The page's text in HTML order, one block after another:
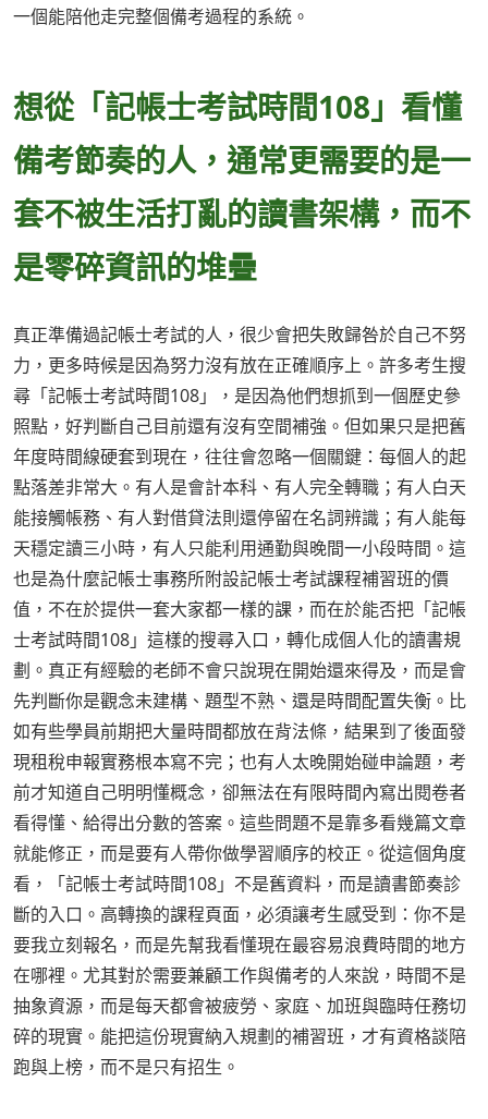
一個能陪他走完整個備考過程的系統。
想從「記帳士考試時間108」看懂
備考節奏的人，通常更需要的是一
套不被生活打亂的讀書架構，而不
是零碎資訊的堆疊
真正準備過記帳士考試的人，很少會把失敗歸咎於自己不努
力，更多時候是因為努力沒有放在正確順序上。許多考生搜
尋「記帳士考試時間108」，是因為他們想抓到一個歷史參
照點，好判斷自己目前還有沒有空間補強。但如果只是把舊
年度時間線硬套到現在，往往會忽略一個關鍵：每個人的起
點落差非常大。有人是會計本科、有人完全轉職；有人白天
能接觸帳務、有人對借貸法則還停留在名詞辨識；有人能每
天穩定讀三小時，有人只能利用通勤與晚間一小段時間。這
也是為什麼記帳士事務所附設記帳士考試課程補習班的價
值，不在於提供一套大家都一樣的課，而在於能否把「記帳
士考試時間108」這樣的搜尋入口，轉化成個人化的讀書規
劃。真正有經驗的老師不會只說現在開始還來得及，而是會
先判斷你是觀念未建構、題型不熟、還是時間配置失衡。比
如有些學員前期把大量時間都放在背法條，結果到了後面發
現租稅申報實務根本寫不完；也有人太晚開始碰申論題，考
前才知道自己明明懂概念，卻無法在有限時間內寫出閱卷者
看得懂、給得出分數的答案。這些問題不是靠多看幾篇文章
就能修正，而是要有人帶你做學習順序的校正。從這個角度
看，「記帳士考試時間108」不是舊資料，而是讀書節奏診
斷的入口。高轉換的課程頁面，必須讓考生感受到：你不是
要我立刻報名，而是先幫我看懂現在最容易浪費時間的地方
在哪裡。尤其對於需要兼顧工作與備考的人來說，時間不是
抽象資源，而是每天都會被疲勞、家庭、加班與臨時任務切
碎的現實。能把這份現實納入規劃的補習班，才有資格談陪
跑與上榜，而不是只有招生。